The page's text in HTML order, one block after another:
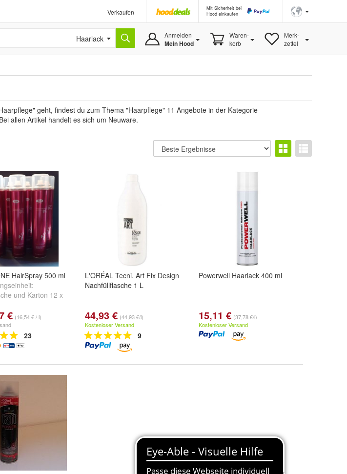
Verkaufen
Mit Sicherheit bei
Hood einkaufen
Haarlack Anmelden
Mein Hood
Waren-
korb
Merk-
zettel
geht, findest du zum Thema "Haarpflege" 11 Angebote in der Kategorie
allen Artikel handelt es sich um Neuware.
HairSpray 500 ml
und Karton 12 x
€ (16,54 € / l)
23
L'ORÉAL Tecni. Art Fix Design
Nachfüllflasche 1 L
44,93 € (44,93 €/l)
Kostenloser Versand
9
Powerwell Haarlack 400 ml
15,11 € (37,78 €/l)
Kostenloser Versand